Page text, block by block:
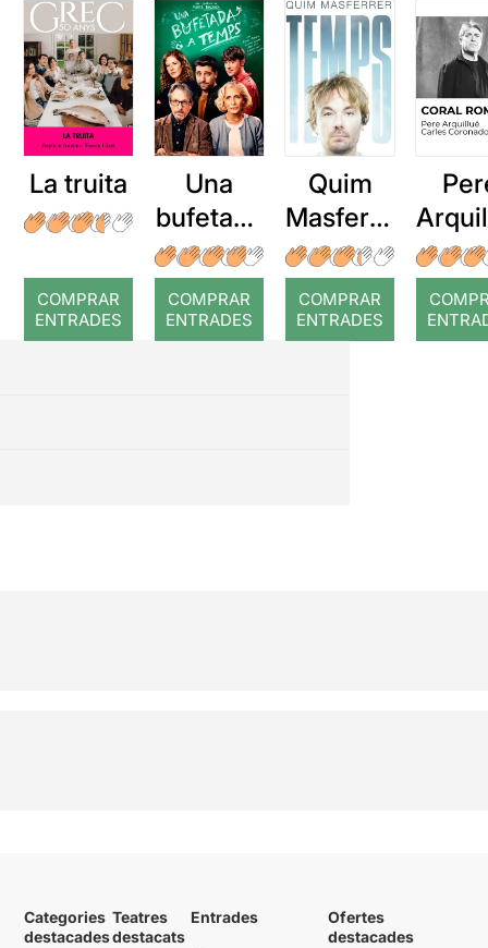
La truita
COMPRAR
ENTRADES
Una
bufetada
a temps
COMPRAR
ENTRADES
Quim
Masferre
r: Temps
COMPRAR
ENTRADES
:
Categories
destacades
Teatres
destacats
Entrades
Ofertes
destacades